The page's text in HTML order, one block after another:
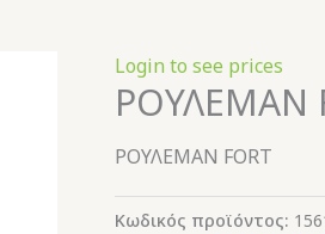
Login to see prices
ΡΟΥΛΕΜΑΝ
ΡΟΥΛΕΜΑΝ FORT
Κωδικός προϊόντος: